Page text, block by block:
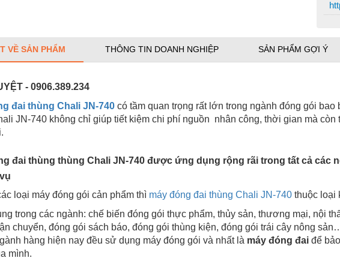
VỀ SẢN PHẨM THÔNG TIN DOANH NGHIỆP SẢN PHẨM GỢI Ý
- 0906.389.234
đai thùng Chali JN-740 có tầm quan trọng rất lớn trong ngành đóng gói bao
JN-740 không chỉ giúp tiết kiệm chi phí nguồn nhân công, thời gian mà
đai thùng thùng Chali JN-740 được ứng dụng rộng rãi trong tất cả các
loại máy đóng gói cản phẩm thì máy đóng đai thùng Chali JN-740 thuộc loại
trong các ngành: chế biến đóng gói thực phẩm, thủy sản, thương mại, nội
chuyển, đóng gói sách báo, đóng gói thùng kiện, đóng gói trái cây nông
hàng hiện nay đều sử dụng máy đóng gói và nhất là máy đóng đai để
mình.